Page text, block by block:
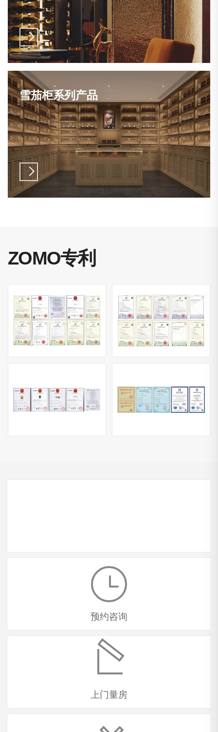
雪茄柜系列产品
ZOMO专利
预约咨询
上门量房